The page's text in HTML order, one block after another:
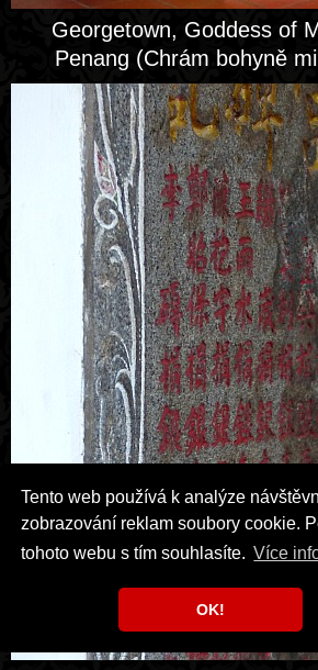
Tento web používá k analýze
zobrazování reklam soubory cookie.
tohoto webu s tím souhlasíte. Více
OK!
Georgetown, Goddess of
Penang (Chrám bohyně